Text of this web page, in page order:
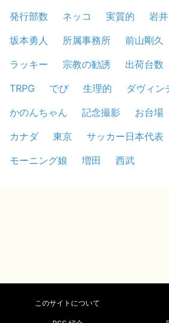
発行部数
ネッコ 実質的 岩井
坂本勇人
所属事務所 前山剛久
ラッキー
宗教の勧誘 出荷台数
TRPG
でび 生理的 ダヴィン
かのんちゃん
記念撮影 お台場
カナダ
東京 サッカー日本代表
モーニング娘
増田 西武
このサイトについて